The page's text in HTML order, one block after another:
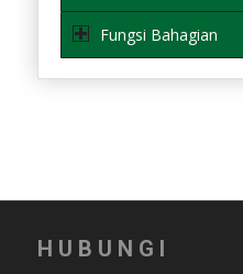
Fungsi Bahagian
HUBUNGI